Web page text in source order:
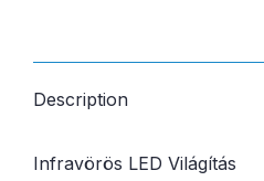
Description
Infravörös LED Világítás